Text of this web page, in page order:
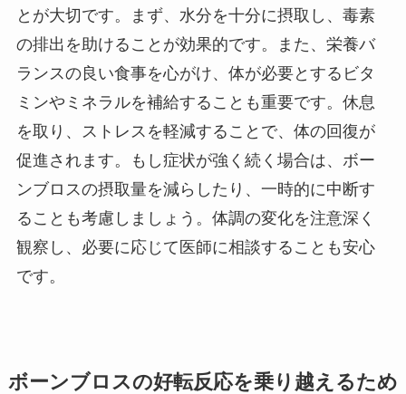
とが大切です。まず、水分を十分に摂取し、毒素
の排出を助けることが効果的です。また、栄養バ
ランスの良い食事を心がけ、体が必要とするビタ
ミンやミネラルを補給することも重要です。休息
を取り、ストレスを軽減することで、体の回復が
促進されます。もし症状が強く続く場合は、ボー
ンブロスの摂取量を減らしたり、一時的に中断す
ることも考慮しましょう。体調の変化を注意深く
観察し、必要に応じて医師に相談することも安心
です。
ボーンブロスの好転反応を乗り越えるため